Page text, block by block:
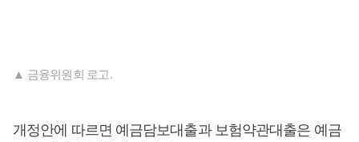
▲ 금융위원회 로고.
개정안에 따르면 예금담보대출과 보험약관대출은 예금